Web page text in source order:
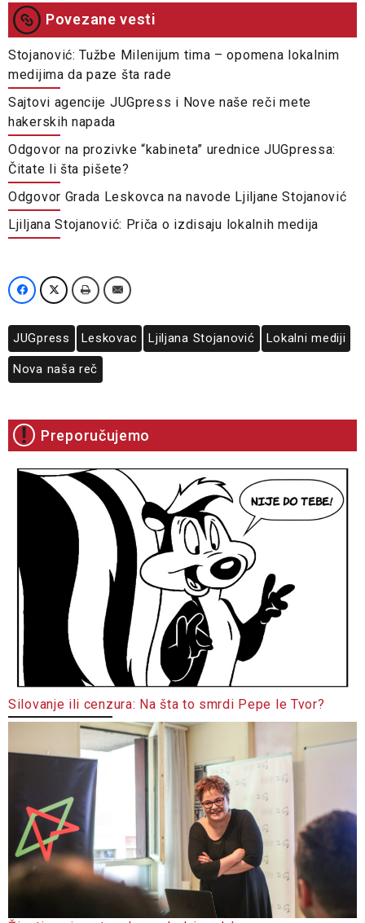
Povezane vesti
Stojanović: Tužbe Milenijum tima – opomena lokalnim
medijima da paze šta rade
Sajtovi agencije JUGpress i Nove naše reči mete
hakerskih napada
Odgovor na prozivke “kabineta” urednice JUGpressa:
Čitate li šta pišete?
Odgovor Grada Leskovca na navode Ljiljane Stojanović
Ljiljana Stojanović: Priča o izdisaju lokalnih medija
JUGpress Leskovac Ljiljana Stojanović Lokalni mediji
Nova naša reč
Preporučujemo
Silovanje ili cenzura: Na šta to smrdi Pepe le Tvor?